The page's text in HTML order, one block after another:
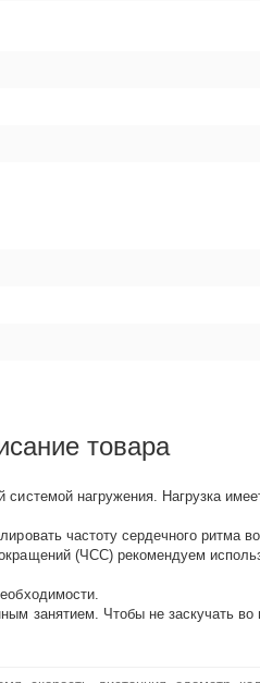
товара
нагружения. Нагрузка
частоту сердечного
(ЧСС) рекомендуем
занятием. Чтобы не заскучать